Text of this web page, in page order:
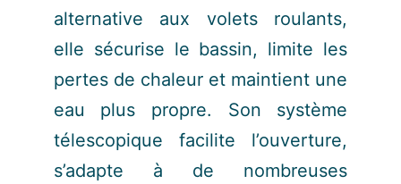
Guide et conseils
Devis
alternative aux volets roulants,
elle sécurise le bassin, limite les
pertes de chaleur et maintient une
eau plus propre. Son système
télescopique facilite l’ouverture,
s’adapte à de nombreuses